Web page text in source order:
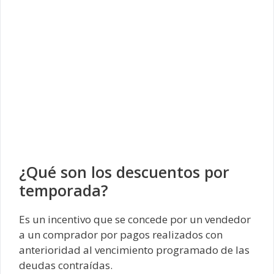
¿Qué son los descuentos por
temporada?
Es un incentivo que se concede por un vendedor
a un comprador por pagos realizados con
anterioridad al vencimiento programado de las
deudas contraídas.